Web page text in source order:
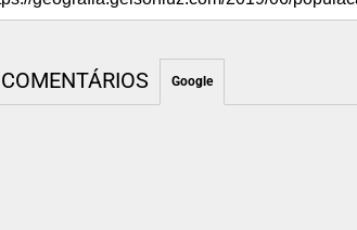
COMENTÁRIOS Google